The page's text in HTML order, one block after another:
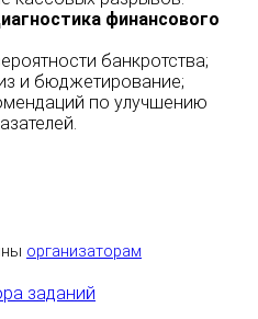
финансового
банкротства;
и бюджетирование;
по улучшению
организаторам
заданий